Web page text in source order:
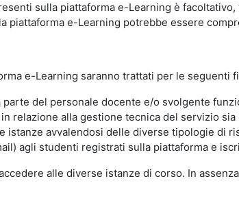
sulla piattaforma e-Learning è
piattaforma e-Learning potrebbe essere
e-Learning saranno trattati per le seguenti
del personale docente e/o svolgente
relazione alla gestione tecnica del servizio
avvalendosi delle diverse tipologie di
agli studenti registrati sulla piattaforma e
alle diverse istanze di corso. In